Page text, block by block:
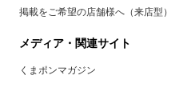
掲載をご希望の店舗様へ（来店型）
メディア・関連サイト
くまポンマガジン